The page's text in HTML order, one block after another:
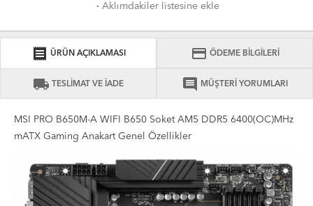
· Aklımdakiler listesine ekle
receipt ÜRÜN AÇIKLAMASI credit_card ÖDEME BİLGİLERİ
local_shipping TESLİMAT VE İADE comment MÜŞTERİ YORUMLARI
MSI PRO B650M-A WIFI B650 Soket AM5 DDR5 6400(OC)MHz
mATX Gaming Anakart Genel Özellikler